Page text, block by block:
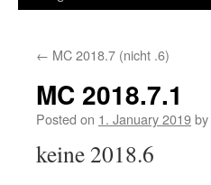
← MC 2018.7 (nicht .6)
MC 2018.7.1
Posted on 1. January 2019by
keine 2018.6